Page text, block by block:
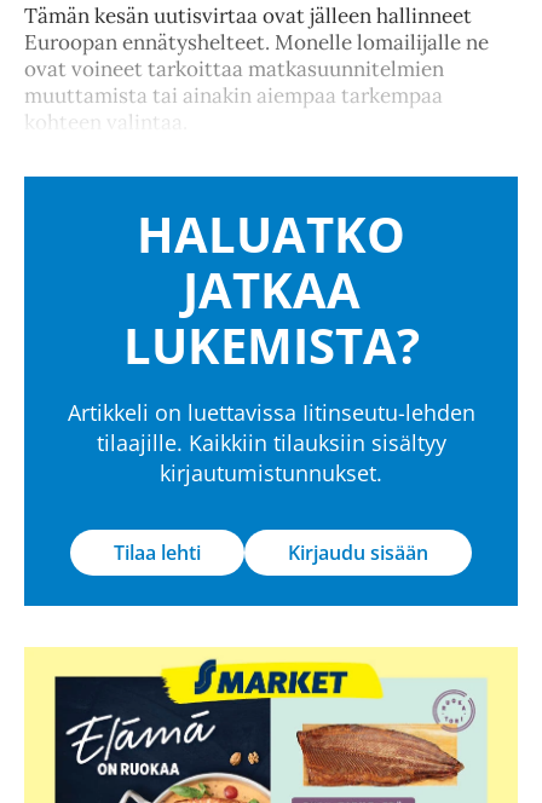
Tämän kesän uutisvirtaa ovat jälleen hallinneet
Euroopan ennätyshelteet. Monelle lomailijalle ne
ovat voineet tarkoittaa matkasuunnitelmien
muuttamista tai ainakin aiempaa tarkempaa
kohteen valintaa.
HALUATKO
JATKAA
LUKEMISTA?
Artikkeli on luettavissa Iitinseutu-lehden
tilaajille. Kaikkiin tilauksiin sisältyy
kirjautumistunnukset.
Tilaa lehti Kirjaudu sisään